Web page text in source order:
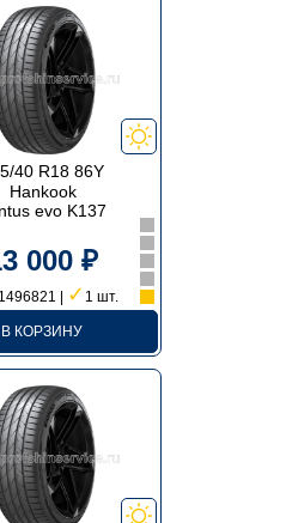
40 R18 86Y
Hankook
evo K137
000 ₽
| ✓ 1 шт.
В КОРЗИНУ